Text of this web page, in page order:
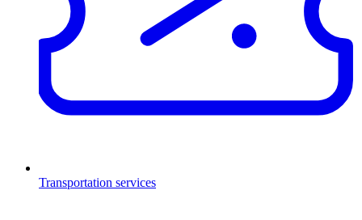
Transportation services